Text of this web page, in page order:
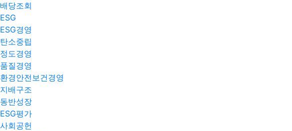
배당조회
ESG
ESG경영
탄소중립
정도경영
품질경영
환경안전보건경영
지배구조
동반성장
ESG평가
사회공헌